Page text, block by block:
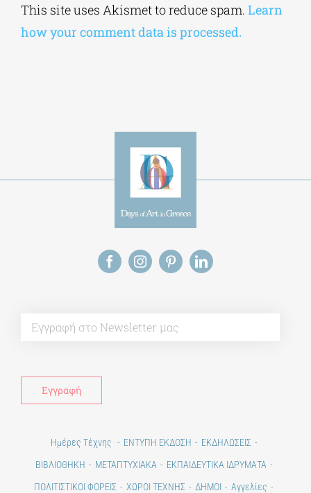
This site uses Akismet to reduce spam. Learn
how your comment data is processed.
Ημέρες Τέχνης ΕΝΤΥΠΗ ΕΚΔΟΣΗ
ΕΚΔΗΛΩΣΕΙΣ
ΒΙΒΛΙΟΘΗΚΗ
ΜΕΤΑΠΤΥΧΙΑΚΑ
ΕΚΠΑΙΔΕΥΤΙΚΑ ΙΔΡΥΜΑΤΑ
ΠΟΛΙΤΙΣΤΙΚΟΙ ΦΟΡΕΙΣ
ΧΩΡΟΙ ΤΕΧΝΗΣ ΔΗΜΟΙ
Αγγελίες